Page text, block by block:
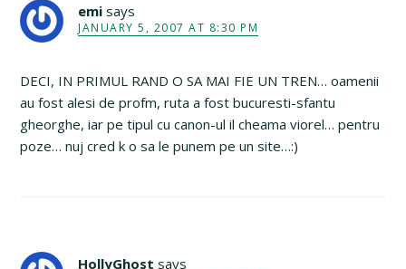
emi says
JANUARY 5, 2007 AT 8:30 PM
DECI, IN PRIMUL RAND O SA MAI FIE UN TREN… oamenii
au fost alesi de profm, ruta a fost bucuresti-sfantu
gheorghe, iar pe tipul cu canon-ul il cheama viorel… pentru
poze… nuj cred k o sa le punem pe un site…:)
HollyGhost says